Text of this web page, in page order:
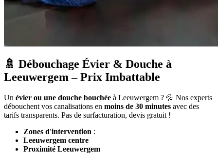
🚿 Débouchage Évier & Douche à
Leeuwergem – Prix Imbattable
Un évier ou une douche bouchée à Leeuwergem ? 💦 Nos experts
débouchent vos canalisations en moins de 30 minutes avec des
tarifs transparents. Pas de surfacturation, devis gratuit !
Zones d'intervention :
Leeuwergem centre
Proximité Leeuwergem